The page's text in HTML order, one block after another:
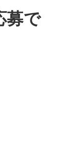
募で